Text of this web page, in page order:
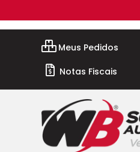
Meus Pedidos
Notas Fiscais